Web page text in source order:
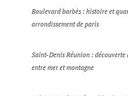
Boulevard barbès : histoire et
arrondissement de paris
Saint-Denis Réunion :
entre mer et montagne